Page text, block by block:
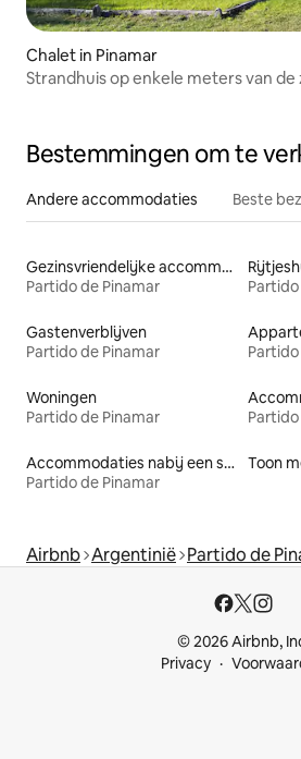
Chalet in Pinamar
Strandhuis op enkele meters van
Bestemmingen om te
Andere accommodaties Beste
Gezinsvriendelijke accommodaties
Partido de Pinamar
Gastenverblijven
Partido de Pinamar
Woningen
Partido de Pinamar
Accommodaties nabij een strand
Partido de Pinamar
Toon
Airbnb Argentinië Partido de
© 2026 Airbnb,
Privacy